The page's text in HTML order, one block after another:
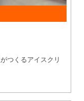
つくるアイスクリ